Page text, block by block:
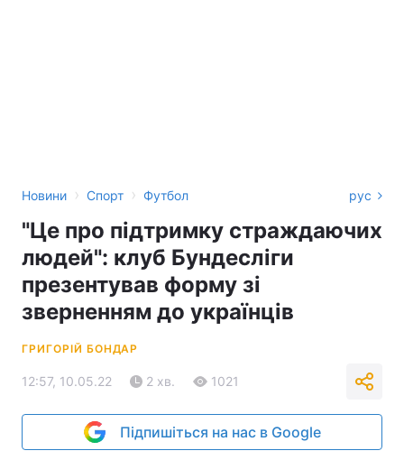
Новини › Спорт › Футбол рус
"Це про підтримку страждаючих
людей": клуб Бундесліги
презентував форму зі
зверненням до українців
ГРИГОРІЙ БОНДАР
12:57, 10.05.22 2 хв. 1021
Підпишіться на нас в Google